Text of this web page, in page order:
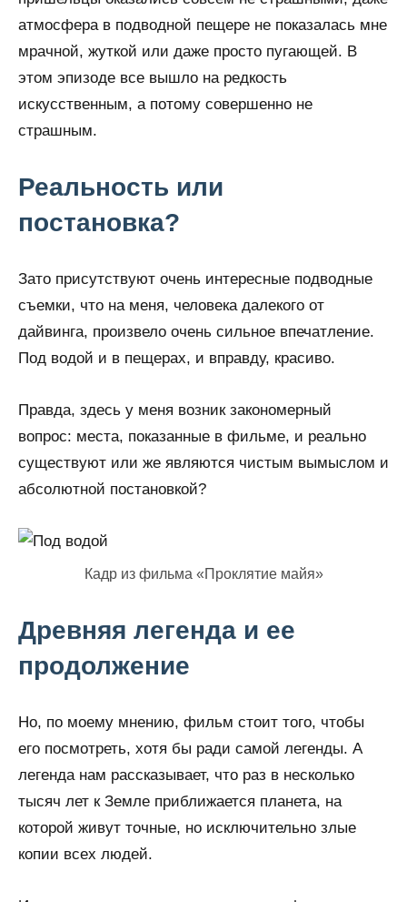
атмосфера в подводной пещере не показалась мне
мрачной, жуткой или даже просто пугающей. В
этом эпизоде все вышло на редкость
искусственным, а потому совершенно не
страшным.
Реальность или
постановка?
Зато присутствуют очень интересные подводные
съемки, что на меня, человека далекого от
дайвинга, произвело очень сильное впечатление.
Под водой и в пещерах, и вправду, красиво.
Правда, здесь у меня возник закономерный
вопрос: места, показанные в фильме, и реально
существуют или же являются чистым вымыслом и
абсолютной постановкой?
Кадр из фильма «Проклятие майя»
Древняя легенда и ее
продолжение
Но, по моему мнению, фильм стоит того, чтобы
его посмотреть, хотя бы ради самой легенды. А
легенда нам рассказывает, что раз в несколько
тысяч лет к Земле приближается планета, на
которой живут точные, но исключительно злые
копии всех людей.